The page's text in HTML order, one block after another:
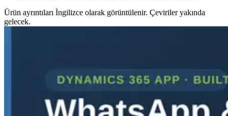
Ürün ayrıntıları İngilizce olarak görüntülenir. Çeviriler yakında
gelecek.